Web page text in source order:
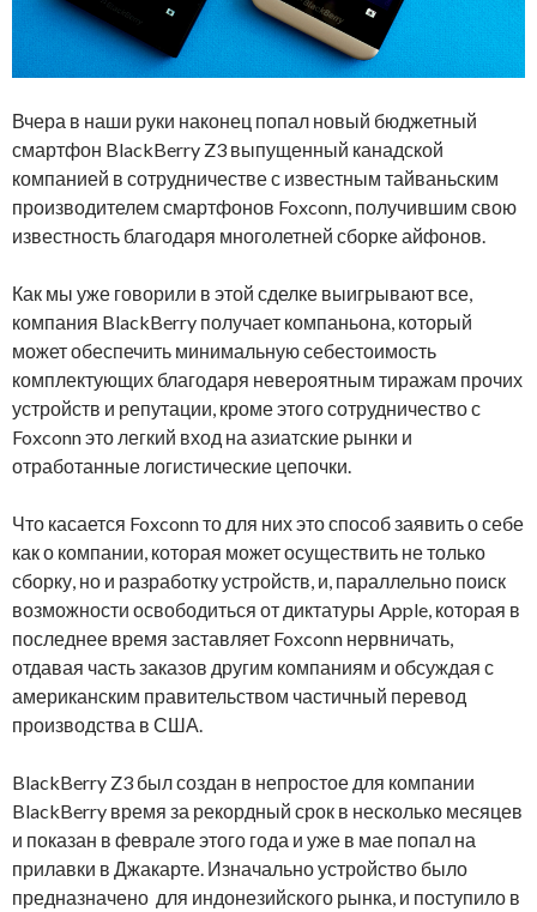
Вчера в наши руки наконец попал новый бюджетный
смартфон BlackBerry Z3 выпущенный канадской
компанией в сотрудничестве с известным тайваньским
производителем смартфонов Foxconn, получившим свою
известность благодаря многолетней сборке айфонов.
Как мы уже говорили в этой сделке выигрывают все,
компания BlackBerry получает компаньона, который
может обеспечить минимальную себестоимость
комплектующих благодаря невероятным тиражам прочих
устройств и репутации, кроме этого сотрудничество с
Foxconn это легкий вход на азиатские рынки и
отработанные логистические цепочки.
Что касается Foxconn то для них это способ заявить о себе
как о компании, которая может осуществить не только
сборку, но и разработку устройств, и, параллельно поиск
возможности освободиться от диктатуры Apple, которая в
последнее время заставляет Foxconn нервничать,
отдавая часть заказов другим компаниям и обсуждая с
американским правительством частичный перевод
производства в США.
BlackBerry Z3 был создан в непростое для компании
BlackBerry время за рекордный срок в несколько месяцев
и показан в феврале этого года и уже в мае попал на
прилавки в Джакарте. Изначально устройство было
предназначено для индонезийского рынка, и поступило в